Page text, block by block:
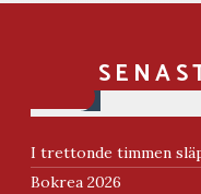
I trettonde timmen
Bokrea 2026